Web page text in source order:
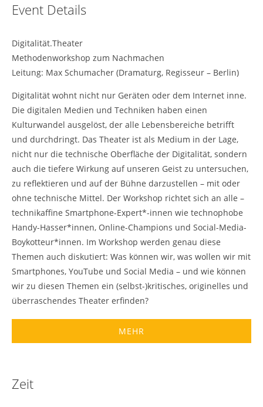
Event Details
Digitalität.Theater
Methodenworkshop zum Nachmachen
Leitung: Max Schumacher (Dramaturg, Regisseur – Berlin)
Digitalität wohnt nicht nur Geräten oder dem Internet inne.
Die digitalen Medien und Techniken haben einen
Kulturwandel ausgelöst, der alle Lebensbereiche betrifft
und durchdringt. Das Theater ist als Medium in der Lage,
nicht nur die technische Oberfläche der Digitalität, sondern
auch die tiefere Wirkung auf unseren Geist zu untersuchen,
zu reflektieren und auf der Bühne darzustellen – mit oder
ohne technische Mittel. Der Workshop richtet sich an alle –
technikaffine Smartphone-Expert*-innen wie technophobe
Handy-Hasser*innen, Online-Champions und Social-Media-
Boykotteur*innen. Im Workshop werden genau diese
Themen auch diskutiert: Was können wir, was wollen wir mit
Smartphones, YouTube und Social Media – und wie können
wir zu diesen Themen ein (selbst-)kritisches, originelles und
überraschendes Theater erfinden?
MEHR
Zeit